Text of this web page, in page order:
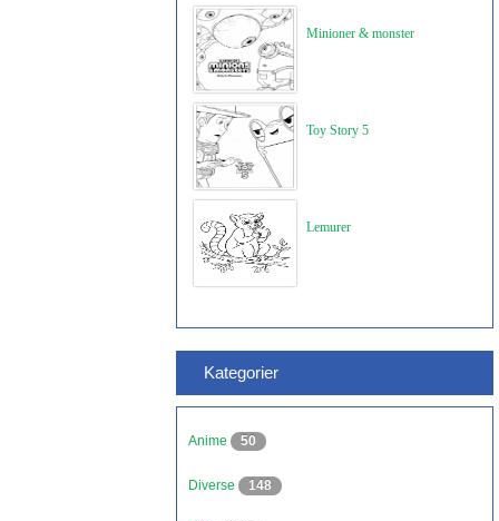
Minioner & monster
Toy Story 5
Lemurer
Kategorier
Anime 50
Diverse 148